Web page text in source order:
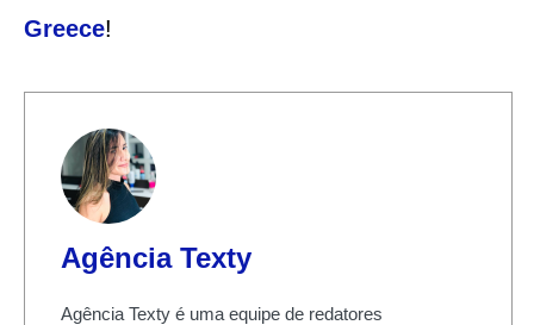
Greece!
Agência Texty
Agência Texty é uma equipe de redatores